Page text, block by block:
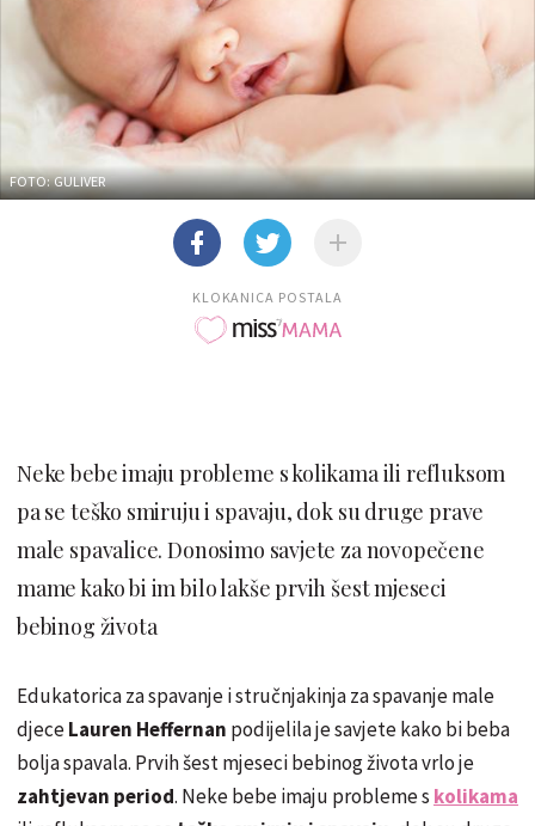
FOTO: GULIVER
KLOKANICA POSTALA
Neke bebe imaju probleme s kolikama ili refluksom
pa se teško smiruju i spavaju, dok su druge prave
male spavalice. Donosimo savjete za novopečene
mame kako bi im bilo lakše prvih šest mjeseci
bebinog života
Edukatorica za spavanje i stručnjakinja za spavanje male
djeceLauren Heffernan podijelila je savjete kako bi beba
bolja spavala. Prvih šest mjeseci bebinog života vrlo je
zahtjevan period. Neke bebe imaju probleme s kolikama